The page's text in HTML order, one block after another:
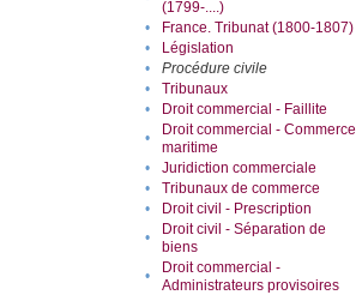
(1799-....)
• France. Tribunat (1800-1807)
•
Législation
•
Procédure civile
•
Tribunaux
•
Droit commercial - Faillite
•
Droit commercial - Commerce
maritime
• Juridiction commerciale
•
Tribunaux de commerce
•
Droit civil - Prescription
•
Droit civil - Séparation de
biens
•
Droit commercial -
Administrateurs provisoires